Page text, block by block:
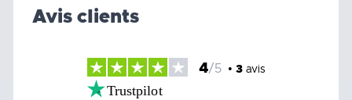
Avis clients
4/5 • 3avis
Trustpilot